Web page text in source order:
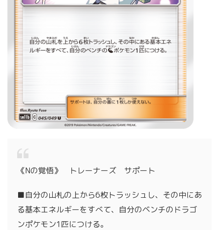
《Nの覚悟》 トレーナーズ サポート
■自分の山札の上から6枚トラッシュし、その中にあ
る基本エネルギーをすべて、自分のベンチのドラゴ
ンポケモン1匹につける。